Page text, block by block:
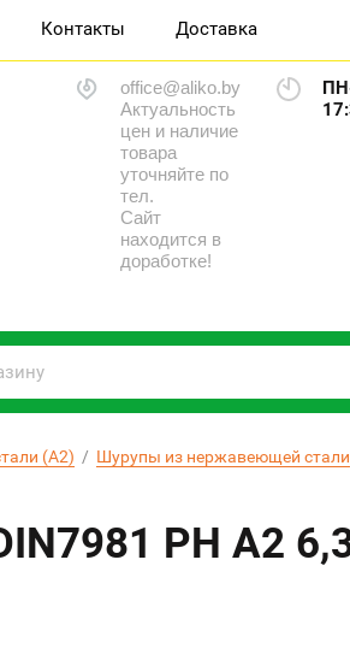
Контакты Доставка
office@aliko.by
Актуальность
цен и наличие
товара
уточняйте по
тел.
Сайт
находится в
доработке!
(А2)
  /
Шурупы из нержавеющей стали
PH A2